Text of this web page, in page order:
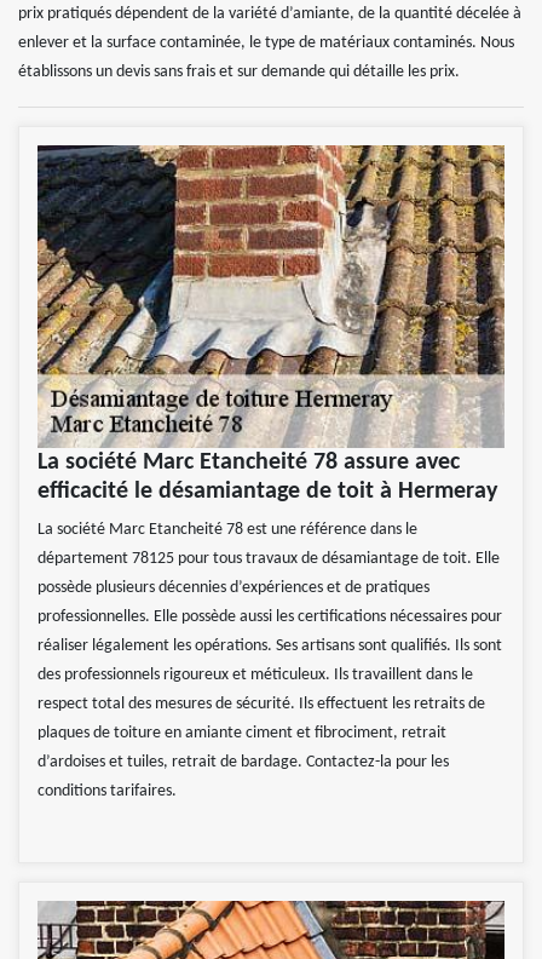
prix pratiqués dépendent de la variété d’amiante, de la quantité décelée à
enlever et la surface contaminée, le type de matériaux contaminés. Nous
établissons un devis sans frais et sur demande qui détaille les prix.
La société Marc Etancheité 78 assure avec
efficacité le désamiantage de toit à Hermeray
La société Marc Etancheité 78 est une référence dans le
département 78125 pour tous travaux de désamiantage de toit. Elle
possède plusieurs décennies d’expériences et de pratiques
professionnelles. Elle possède aussi les certifications nécessaires pour
réaliser légalement les opérations. Ses artisans sont qualifiés. Ils sont
des professionnels rigoureux et méticuleux. Ils travaillent dans le
respect total des mesures de sécurité. Ils effectuent les retraits de
plaques de toiture en amiante ciment et fibrociment, retrait
d’ardoises et tuiles, retrait de bardage. Contactez-la pour les
conditions tarifaires.